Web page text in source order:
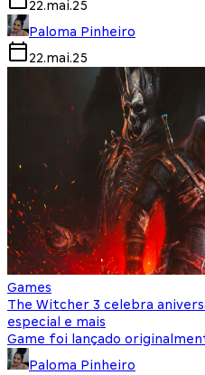
22.mai.25
Paloma Pinheiro
22.mai.25
Games
The Witcher 3 celebra
especial e mais
Game foi lançado
Paloma Pinheiro